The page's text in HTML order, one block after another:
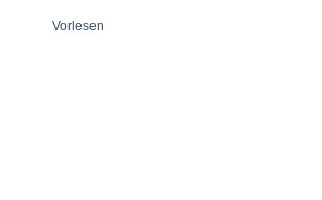
Vorlesen